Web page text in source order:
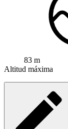
83 m
Altitud máxima